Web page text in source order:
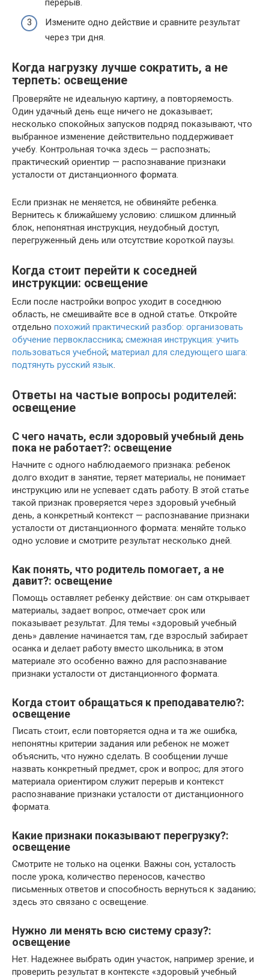
Измените одно действие и сравните результат
через три дня.
Когда нагрузку лучше сократить, а не
терпеть: освещение
Проверяйте не идеальную картину, а повторяемость.
Один удачный день еще ничего не доказывает;
несколько спокойных запусков подряд показывают, что
выбранное изменение действительно поддерживает
учебу. Контрольная точка здесь — распознать;
практический ориентир — распознавание признаки
усталости от дистанционного формата.
Если признак не меняется, не обвиняйте ребенка.
Вернитесь к ближайшему условию: слишком длинный
блок, непонятная инструкция, неудобный доступ,
перегруженный день или отсутствие короткой паузы.
Когда стоит перейти к соседней
инструкции: освещение
Если после настройки вопрос уходит в соседнюю
область, не смешивайте все в одной статье. Откройте
отдельно похожий практический разбор: организовать
обучение первоклассника; смежная инструкция: учить
пользоваться учебной; материал для следующего шага:
подтянуть русский язык.
Ответы на частые вопросы родителей:
освещение
С чего начать, если здоровый учебный день
пока не работает?: освещение
Начните с одного наблюдаемого признака: ребенок
долго входит в занятие, теряет материалы, не понимает
инструкцию или не успевает сдать работу. В этой статье
такой признак проверяется через здоровый учебный
день, а конкретный контекст — распознавание признаки
усталости от дистанционного формата: меняйте только
одно условие и смотрите результат несколько дней.
Как понять, что родитель помогает, а не
давит?: освещение
Помощь оставляет ребенку действие: он сам открывает
материалы, задает вопрос, отмечает срок или
показывает результат. Для темы «здоровый учебный
день» давление начинается там, где взрослый забирает
осанка и делает работу вместо школьника; в этом
материале это особенно важно для распознавание
признаки усталости от дистанционного формата.
Когда стоит обращаться к преподавателю?:
освещение
Писать стоит, если повторяется одна и та же ошибка,
непонятны критерии задания или ребенок не может
объяснить, что нужно сделать. В сообщении лучше
назвать конкретный предмет, срок и вопрос; для этого
материала ориентиром служит перерыв и контекст
распознавание признаки усталости от дистанционного
формата.
Какие признаки показывают перегрузку?:
освещение
Смотрите не только на оценки. Важны сон, усталость
после урока, количество переносов, качество
письменных ответов и способность вернуться к заданию;
здесь это связано с освещение.
Нужно ли менять всю систему сразу?:
освещение
Нет. Надежнее выбрать один участок, например зрение, и
проверить результат в контексте «здоровый учебный